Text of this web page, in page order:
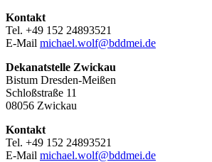
Kontakt
Tel. +49 152 24893521
E-Mail michael.wolf@bddmei.de
Dekanatstelle Zwickau
Bistum Dresden-Meißen
Schloßstraße 11
08056 Zwickau
Kontakt
Tel. +49 152 24893521
E-Mail michael.wolf@bddmei.de